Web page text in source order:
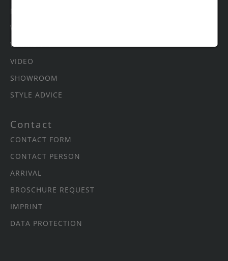
News
WOOD CARE
WARRENTY
VIDEO
SHOWROOM
STYLE ADVICE
Contact
CONTACT FORM
CONTACT PERSON
ARRIVAL
BROSCHURE REQUEST
IMPRINT
DATA PROTECTION